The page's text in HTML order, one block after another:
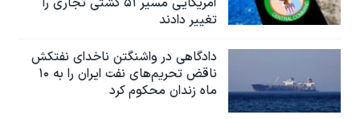
تغییر دادند
دادگاهی در واشنگتن ناخدای نفتکش
ناقض تحریم‌های نفت ایران را به ۱۰
ماه زندان محکوم کرد